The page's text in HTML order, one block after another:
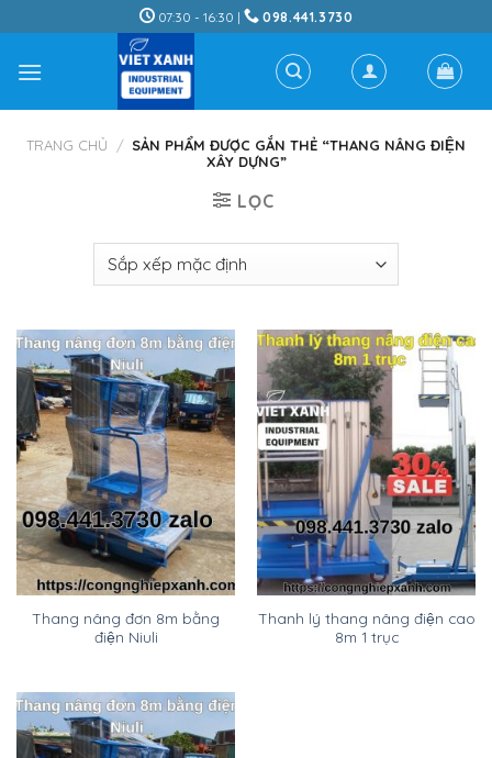
to
content
07:30 - 16:30 | 098.441.3730
TRANG CHỦ / SẢN PHẨM ĐƯỢC GẮN THẺ “THANG NÂNG ĐIỆN
XÂY DỰNG”
LỌC
Thang nâng đơn 8m bằng
điện Niuli
Thanh lý thang nâng điện cao
8m 1 trục